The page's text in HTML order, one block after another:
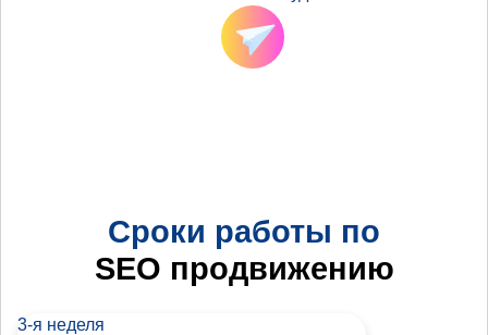
Сроки работы по
SEO продвижению
3-я неделя